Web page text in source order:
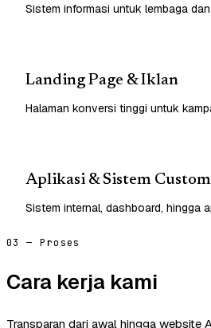
Sistem informasi untuk lembaga
Landing Page & Iklan
Halaman konversi tinggi untuk
Aplikasi & Sistem Custom
Sistem internal, dashboard, hingga
03 — Proses
Cara kerja kami
Transparan dari awal hingga website